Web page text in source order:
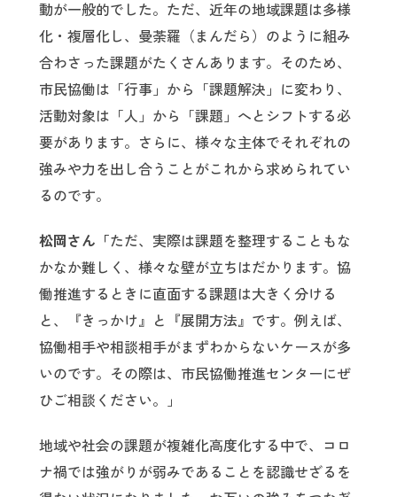
動が一般的でした。ただ、近年の地域課題は多様
化・複層化し、曼荼羅（まんだら）のように組み
合わさった課題がたくさんあります。そのため、
市民協働は「行事」から「課題解決」に変わり、
活動対象は「人」から「課題」へとシフトする必
要があります。さらに、様々な主体でそれぞれの
強みや力を出し合うことがこれから求められてい
るのです。
松岡さん「ただ、実際は課題を整理することもな
かなか難しく、様々な壁が立ちはだかります。協
働推進するときに直面する課題は大きく分ける
と、『きっかけ』と『展開方法』です。例えば、
協働相手や相談相手がまずわからないケースが多
いのです。その際は、市民協働推進センターにぜ
ひご相談ください。」
地域や社会の課題が複雑化高度化する中で、コロ
ナ禍では強がりが弱みであることを認識せざるを